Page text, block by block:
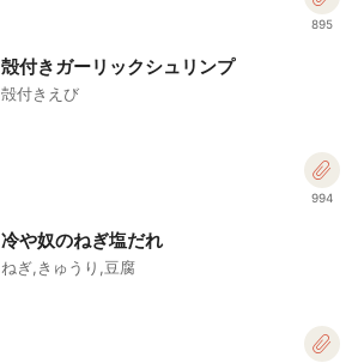
895
殻付きガーリックシュリンプ
殻付きえび
994
冷や奴のねぎ塩だれ
ねぎ,きゅうり,豆腐